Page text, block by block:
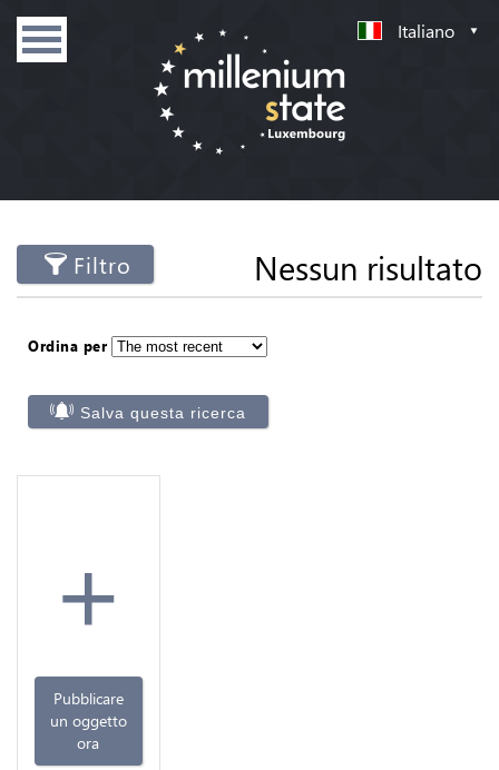
Italiano
Filtro Nessun risultato
Ordina per
Salva questa ricerca
+
Pubblicare
un oggetto
ora